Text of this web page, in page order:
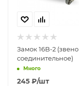
Замок 16B-2 (звено
соединительное)
Много
245 ₽/шт